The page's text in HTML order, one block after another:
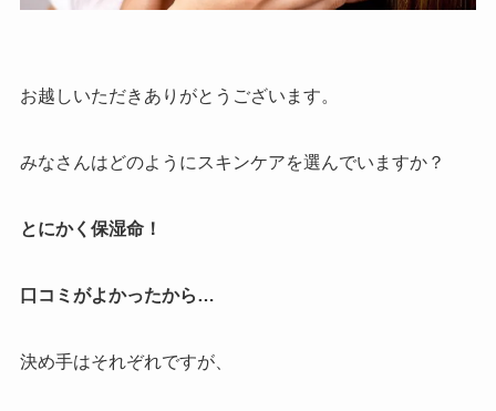
お越しいただきありがとうございます。
みなさんはどのようにスキンケアを選んでいますか？
とにかく保湿命！
口コミがよかったから…
決め手はそれぞれですが、